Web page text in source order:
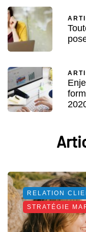
RELATION
STRATÉGIE